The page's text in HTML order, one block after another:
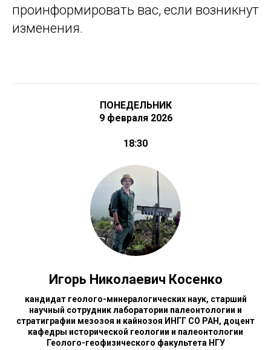
проинформировать вас, если возникнут
изменения.
ПОНЕДЕЛЬНИК
9 февраля 2026
18:30
Игорь Николаевич Косенко
кандидат геолого-минералогических наук, старший
научный сотрудник лаборатории палеонтологии и
стратиграфии мезозоя и кайнозоя ИНГГ СО РАН, доцент
кафедры исторической геологии и палеонтологии
Геолого-геофизического факультета НГУ